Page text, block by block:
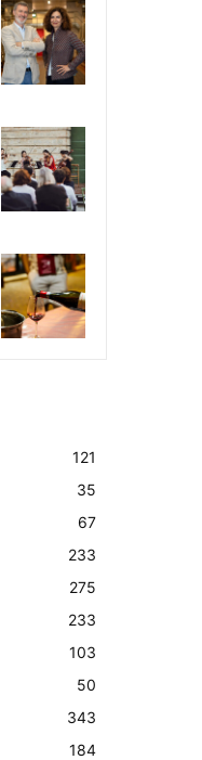
121
35
67
233
275
233
103
50
343
184